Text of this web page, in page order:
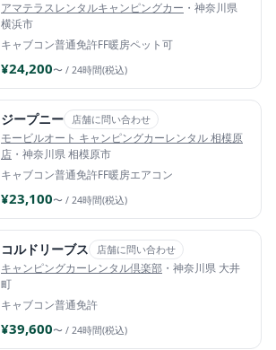
アマテラスレンタルキャンピングカー ・神奈川県
横浜市
キャブコン普通免許FF暖房ペット可
¥24,200〜 / 24時間(税込)
ジープニー 店舗に問い合わせ
モービルオート キャンピングカーレンタル 相模原
店 ・神奈川県 相模原市
キャブコン普通免許FF暖房エアコン
¥23,100〜 / 24時間(税込)
コルドリーブス 店舗に問い合わせ
キャンピングカーレンタル倶楽部 ・神奈川県 大井
町
キャブコン普通免許
¥39,600〜 / 24時間(税込)